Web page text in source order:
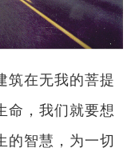
筑在无我的菩提
命，我们就要想
的智慧，为一切